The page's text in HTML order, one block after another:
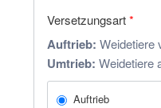
Versetzungsart*
Auftrieb: Weidetiere
Umtrieb: Weidetiere
Auftrieb